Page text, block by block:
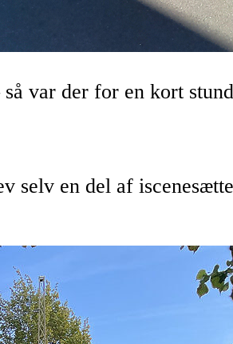
var der for en kort
selv en del af